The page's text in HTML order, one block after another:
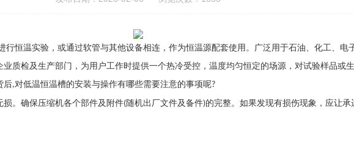
恒温实验，或通过软管与其他设备相连，作为恒温源配套使用。广泛用于石油、化工、电
质检及生产部门，为用户工作时提供一个热冷受控，温度均匀恒定的场源，对试验样品或
后,对低温恒温槽的安装与操作有哪些需要注意的事项呢?
。确保压缩机各个部件及附件(随机出厂文件及备件)的完整。如果发现有损伤现象，应让承